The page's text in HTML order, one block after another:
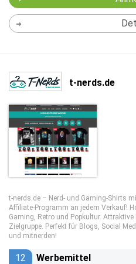
t-nerds.de
t-nerds.de – Nerd- und Gaming-Shirts
Affiliate-Programm an jedem Verkauf!
Gaming, Retro und Popkultur.
Zielgruppe. Perfekt für Blogs, Social
und mitnerden!
12 Werbemittel